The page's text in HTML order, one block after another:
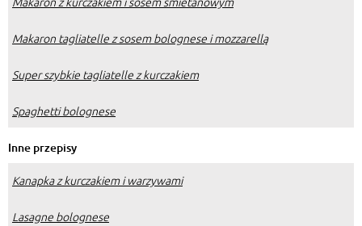
Makaron tagliatelle z sosem bolognese i mozzarellą
Super szybkie tagliatelle z kurczakiem
Spaghetti bolognese
Inne przepisy
Kanapka z kurczakiem i warzywami
Lasagne bolognese